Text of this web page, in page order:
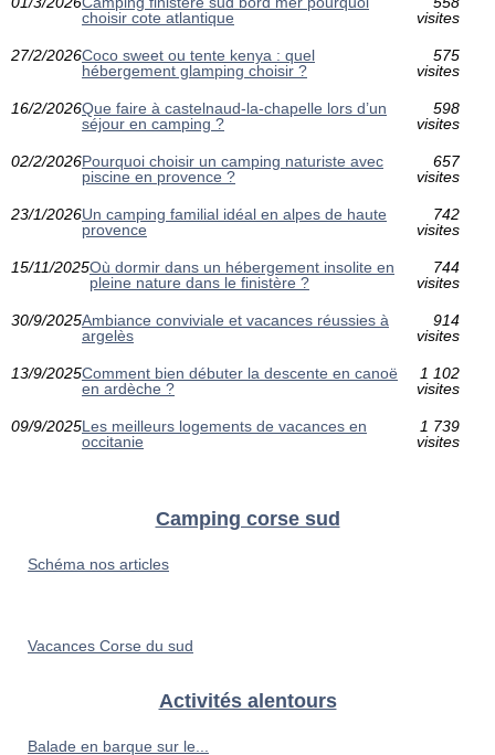
choisir cote atlantique
visites
27/2/2026Coco sweet ou tente kenya : quel
hébergement glamping choisir ?
575
visites
16/2/2026Que faire à castelnaud-la-chapelle lors d’un
séjour en camping ?
598
visites
02/2/2026Pourquoi choisir un camping naturiste avec
piscine en provence ?
657
visites
23/1/2026Un camping familial idéal en alpes de haute
provence
742
visites
15/11/2025Où dormir dans un hébergement insolite en
pleine nature dans le finistère ?
744
visites
30/9/2025Ambiance conviviale et vacances réussies à
argelès
914
visites
13/9/2025Comment bien débuter la descente en canoë
en ardèche ?
1 102
visites
09/9/2025Les meilleurs logements de vacances en
occitanie
1 739
visites
Camping corse sud
Schéma nos articles
Vacances Corse du sud
Activités alentours
Balade en barque sur le...